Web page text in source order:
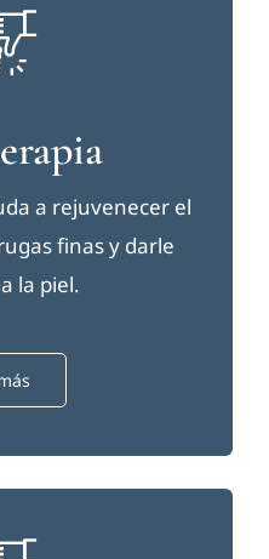
a rejuvenecer el
finas y darle
la piel.